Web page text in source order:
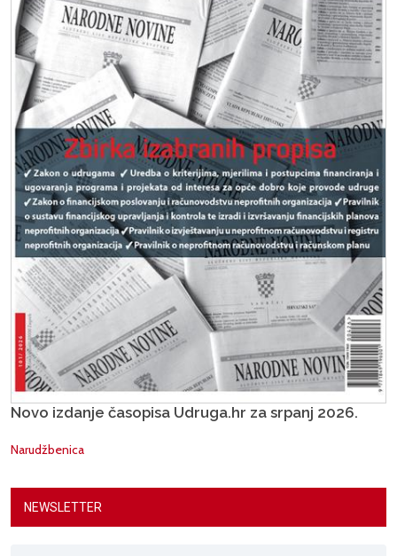
Novo izdanje časopisa Udruga.hr za srpanj 2026.
Narudžbenica
NEWSLETTER